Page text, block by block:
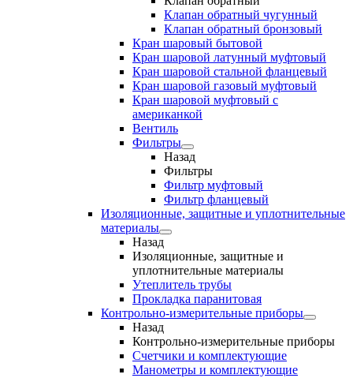
Клапан обратный чугунный
Клапан обратный бронзовый
Кран шаровый бытовой
Кран шаровой латунный муфтовый
Кран шаровой стальной фланцевый
Кран шаровой газовый муфтовый
Кран шаровой муфтовый с
американкой
Вентиль
Фильтры
Назад
Фильтры
Фильтр муфтовый
Фильтр фланцевый
Изоляционные, защитные и уплотнительные
материалы
Назад
Изоляционные, защитные и
уплотнительные материалы
Утеплитель трубы
Прокладка паранитовая
Контрольно-измерительные приборы
Назад
Контрольно-измерительные приборы
Счетчики и комплектующие
Манометры и комплектующие